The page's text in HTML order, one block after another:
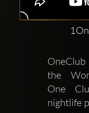
the
One
nightlife